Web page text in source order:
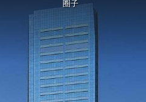
圈子